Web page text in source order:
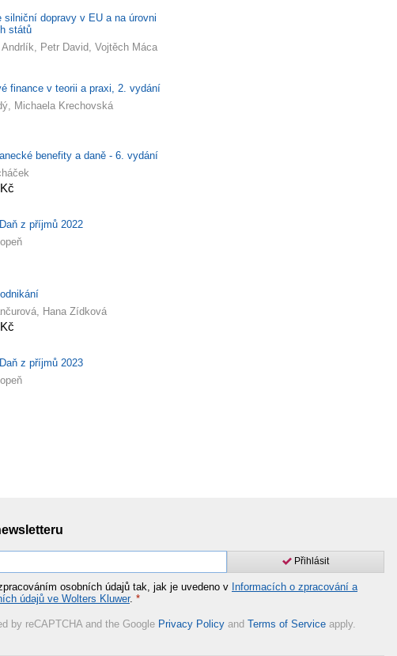
silniční dopravy v EU a na úrovni
států
Andrlík, Petr David, Vojtěch Máca
finance v teorii a praxi, 2. vydání
Michaela Krechovská
benefity a daně - 6. vydání
z příjmů 2022
Hana Zídková
z příjmů 2023
Přihlásit
osobních údajů tak, jak je uvedeno v Informacích o zpracování a
údajů ve Wolters Kluwer. *
by reCAPTCHA and the Google Privacy Policy and Terms of Service apply.